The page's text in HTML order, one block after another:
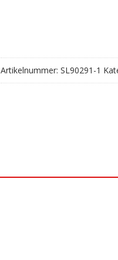
Artikelnummer: SL90291-1